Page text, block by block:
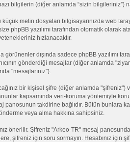
bilgilerin (diğer anlamda “sizin bilgileriniz”)
metin dosyaları bilgisayarınızda web
yazılımı tarafından otomatik olarak
hızlanacaktır.
dışında sadece phpBB yazılımı
gönderdiği mesajlar (diğer anlamda
"mesajlarınız").
bir kişisel şifre (diğer anlamda
kapsamında veri-koruma yöntemiyle
panosunun takdirine bağlıdır. Bütün bunlara
veya alma hakkına sahipsiniz.
önerilir. Şifreniz "Arkeo-TR" mesaj
şifreniz için soru sormayın. Hesabınız için